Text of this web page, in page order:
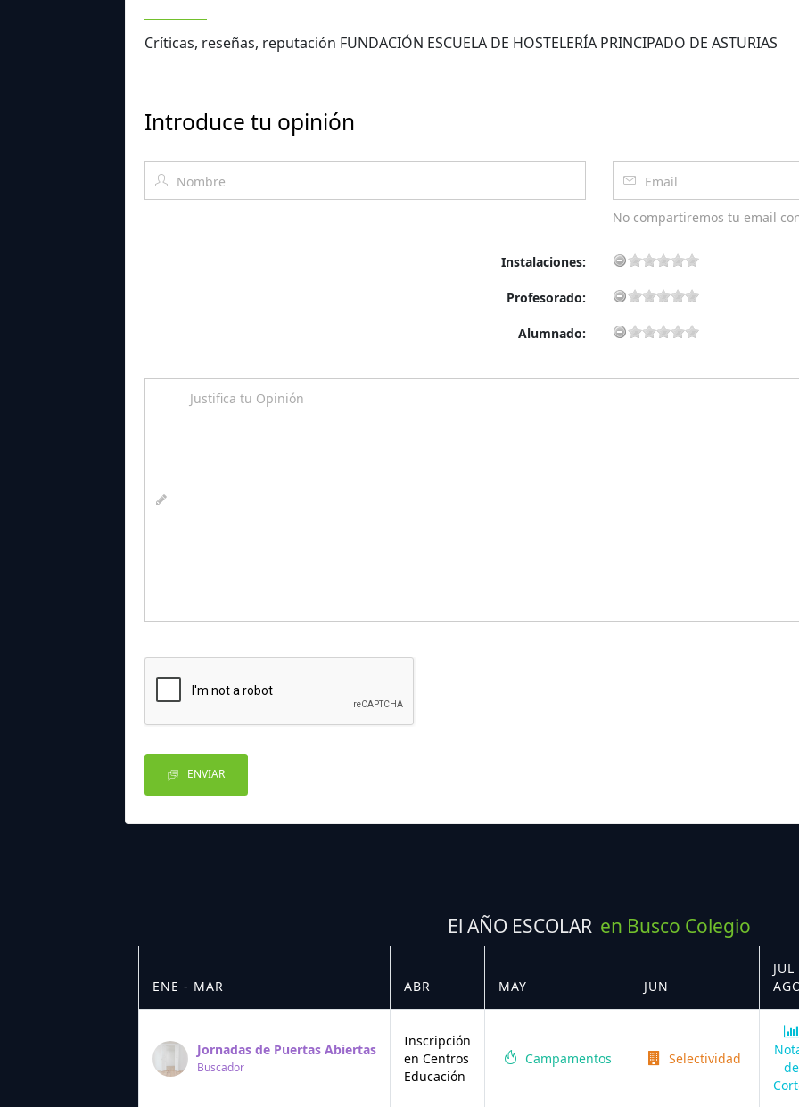
Críticas, reseñas, reputación FUNDACIÓN ESCUELA DE HOSTELERÍA PRINCIPADO DE ASTURIAS
Introduce tu opinión
No compartiremos tu email
Instalaciones:
Profesorado:
Alumnado:
ENVIAR
El AÑO ESCOLAR en Busco Colegio
ENE - MAR ABR MAY JUN
JUL
Jornadas de Puertas Abiertas
Buscador
Inscripción
en Centros
Educación
Campamentos Selectividad
de